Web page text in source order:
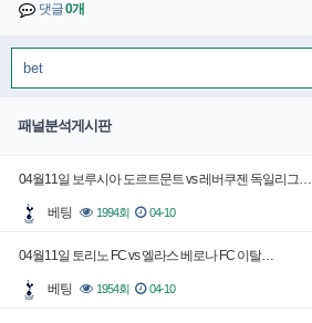
댓글0개
패널분석게시판
04월11일 보루시아 도르트문트 vs 레버쿠젠 독일리그…
베팅 1994회 04-10
04월11일 토리노 FC vs 엘라스 베로나 FC 이탈…
베팅 1954회 04-10